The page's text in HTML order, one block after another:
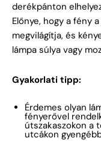
derékpánton
Előnye, hogy a fény
megvilágítja, és
lámpa súlya vagy
Gyakorlati tipp:
Érdemes olyan
fényerővel
útszakaszokon a
utcákon